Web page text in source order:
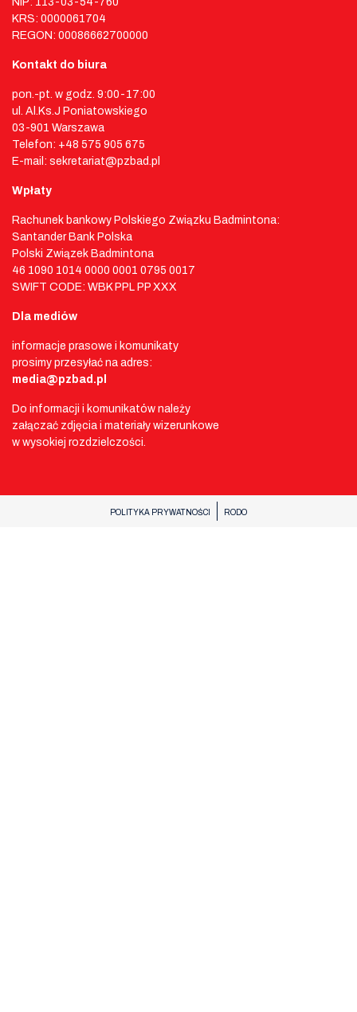
KRS: 0000061704
REGON: 00086662700000
Kontakt do biura
pon.-pt. w godz. 9:00-17:00
ul. Al.Ks.J Poniatowskiego
03-901 Warszawa
Telefon: +48 575 905 675
E-mail: sekretariat@pzbad.pl
Wpłaty
Rachunek bankowy Polskiego Związku Badmintona:
Santander Bank Polska
Polski Związek Badmintona
46 1090 1014 0000 0001 0795 0017
SWIFT CODE: WBK PPL PP XXX
Dla mediów
informacje prasowe i komunikaty
prosimy przesyłać na adres:
media@pzbad.pl
Do informacji i komunikatów należy
załączać zdjęcia i materiały wizerunkowe
w wysokiej rozdzielczości.
POLITYKA PRYWATNOŚCI RODO